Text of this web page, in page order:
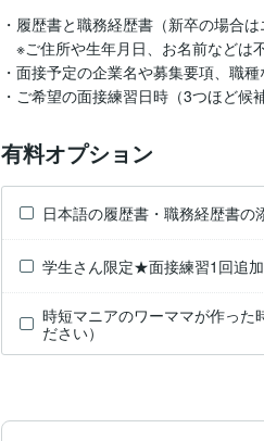
・履歴書と職務経歴書（新卒の場合は
※ご住所や生年月日、お名前などは
・面接予定の企業名や募集要項、職
・ご希望の面接練習日時（3つほど候
有料オプション
日本語の履歴書・職務経歴書の
学生さん限定★面接練習1回追
時短マニアのワーママが作った
ださい）